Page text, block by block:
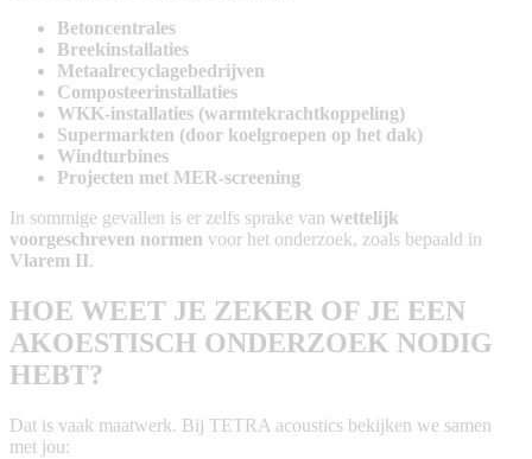
Betoncentrales
Breekinstallaties
Metaalrecyclagebedrijven
Composteerinstallaties
WKK-installaties (warmtekrachtkoppeling)
Supermarkten (door koelgroepen op het dak)
Windturbines
Projecten met MER-screening
In sommige gevallen is er zelfs sprake van wettelijk
voorgeschreven normen voor het onderzoek, zoals bepaald in
Vlarem II.
HOE WEET JE ZEKER OF JE EEN
AKOESTISCH ONDERZOEK NODIG
HEBT?
Dat is vaak maatwerk. Bij TETRA acoustics bekijken we samen
met jou: